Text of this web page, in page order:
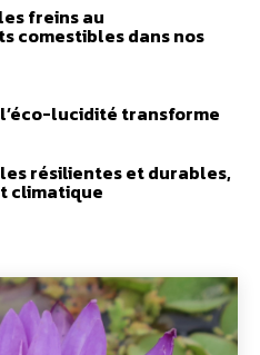
freins au
comestibles dans nos
lucidité transforme
résilientes et durables,
climatique